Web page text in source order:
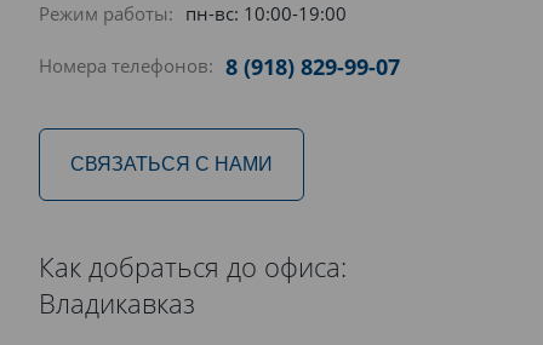
Режим работы: пн-вс: 10:00-19:00
Номера телефонов: 8 (918) 829-99-07
СВЯЗАТЬСЯ С НАМИ
Как добраться до офиса:
Владикавказ